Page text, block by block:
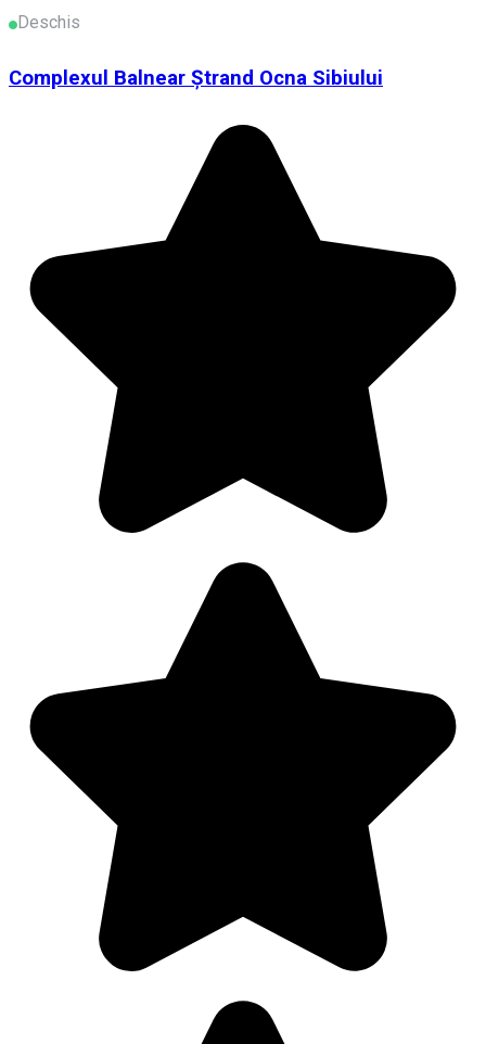
Deschis
Complexul Balnear Ștrand Ocna Sibiului